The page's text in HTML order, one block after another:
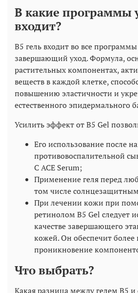
В какие программы
входит?
B5 гель входит во все
завершающий уход. Формула,
растительных компонентах,
веществ в каждой клетке,
повышению эластичности и
естественного эпидермального
Усилить эффект от B5 Gel
Его использование после
противовоспалительной
C ACE Serum;
Применение геля перед
том числе
При лечении кожи при
ретинолом B5 Gel следует
качестве завершающего
кожей. Он обеспечит более
проникновение
Что выбрать?
Какая разница между гелем B5